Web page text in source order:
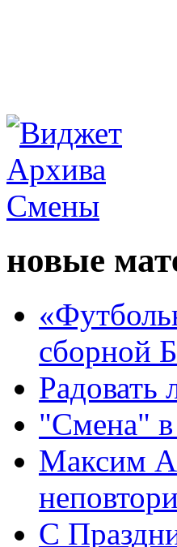
новые
сборной
Радовать
"Смена"
Максим
С